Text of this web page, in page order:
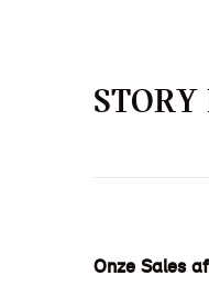
Onze Sales